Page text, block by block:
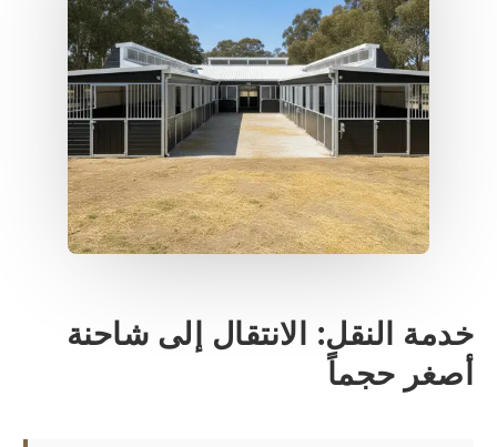
النقل: الانتقال إلى شاحنة
حجماً